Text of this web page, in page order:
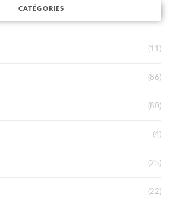
CATÉGORIES
(11)
(86)
(80)
(4)
(25)
(22)